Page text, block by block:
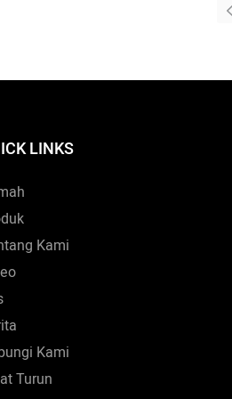
ciri pelbagai fungsi, ia boleh didapati
LINKS
Kami
Kami
Turun